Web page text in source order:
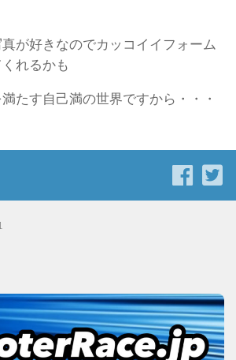
が好きなのでカッコイイフォーム
れるかも
たす自己満の世界ですから・・・